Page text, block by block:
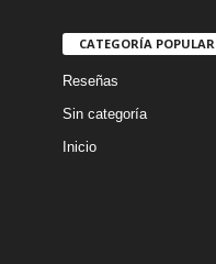
CATEGORÍA POPULAR
Reseñas
Sin categoría
Inicio